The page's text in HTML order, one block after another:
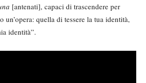
[antenati], capaci di trascendere per
un’opera: quella di tessere la tua identità,
identità”.